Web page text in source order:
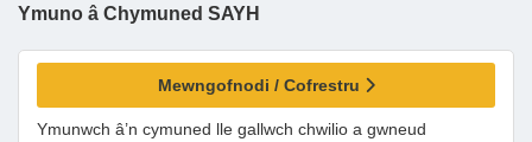
Ymuno â Chymuned SAYH
Mewngofnodi / Cofrestru
Ymunwch â’n cymuned lle gallwch chwilio a gwneud